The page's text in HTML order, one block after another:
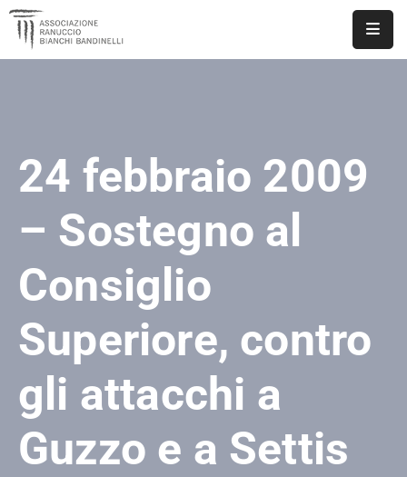
DOCUMENTI
PUBBLICAZIONI
CONTATTI
24 febbraio 2009
– Sostegno al
Consiglio
Superiore, contro
gli attacchi a
Guzzo e a Settis